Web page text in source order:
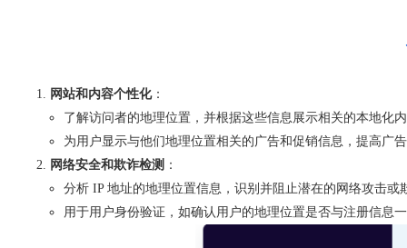
网站和内容个性化：
了解访问者的地理位置，并根据这些信息展示相关的本地化
为用户显示与他们地理位置相关的广告和促销信息，提高广
网络安全和欺诈检测 ：
分析 IP 地址的地理位置信息，识别并阻止潜在的网络攻击或
用于用户身份验证，如确认用户的地理位置是否与注册信息